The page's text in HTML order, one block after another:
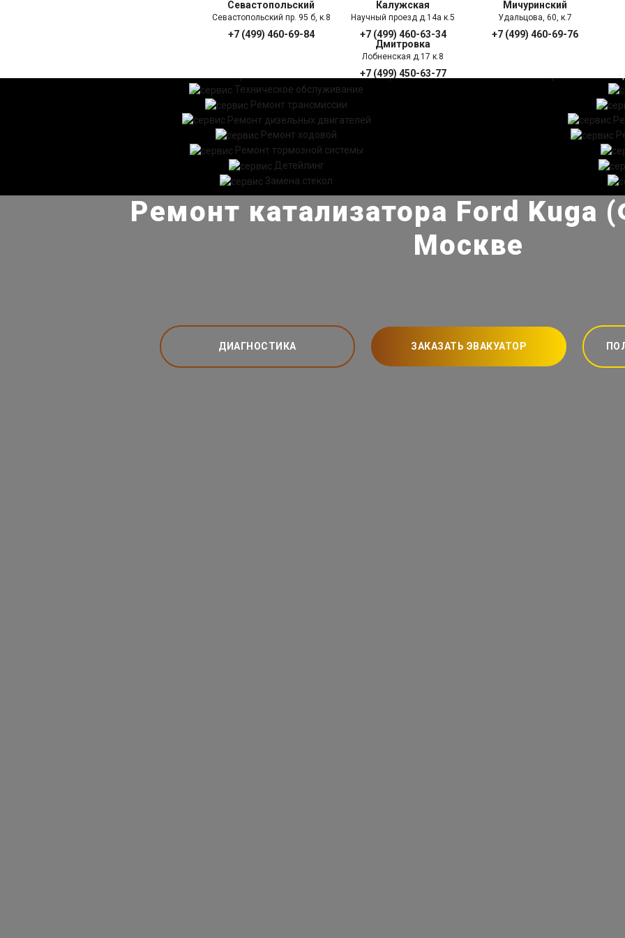
Севастопольский
Севастопольский пр. 95 б, к.8
+7 (499) 460-69-84
Калужская
Научный проезд д.14а к.5
+7 (499) 460-63-34
Мичуринский
Удальцова, 60, к.7
+7 (499) 460-69-76
Дмитровка
Лобненская д.17 к.8
+7 (499) 450-63-77ПРАЙС ЛИСТ
Техническое обслуживание
Ремонт трансмиссии
Ремонт дизельных двигателей
Ремонт ходовой
Ремонт тормозной системы
Детейлинг
Замена стекол
Ремонт катализатора Ford Kuga
Москве
ДИАГНОСТИКА ЗАКАЗАТЬ ЭВАКУАТОР